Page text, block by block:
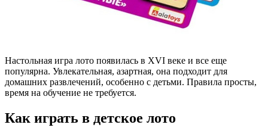
Настольная игра лото появилась в XVI веке и все еще
популярна. Увлекательная, азартная, она подходит для
домашних развлечений, особенно с детьми. Правила просты,
время на обучение не требуется.
Как играть в детское лото